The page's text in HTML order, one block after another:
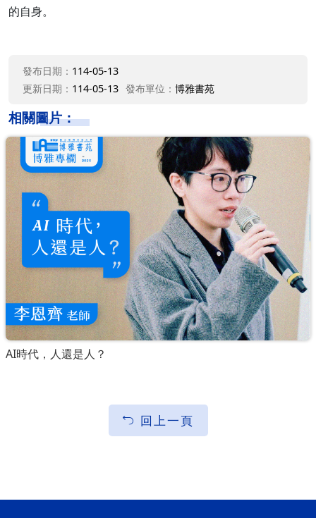
的自身。
發布日期： 114-05-13
更新日期： 114-05-13 發布單位： 博雅書苑
相關圖片：
AI時代，人還是人？
回上一頁